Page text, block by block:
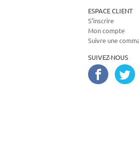
ESPACE CLIENT
S’inscrire
Mon compte
Suivre une
SUIVEZ-NOUS